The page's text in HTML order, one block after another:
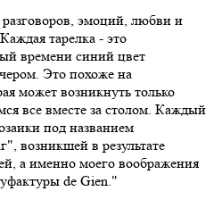
эмоций, любви и
тарелка - это
времени синий цвет
Это похоже на
может возникнуть только
все вместе за столом. Каждый
под названием
возникшей в результате
а именно моего воображения
de Gien."